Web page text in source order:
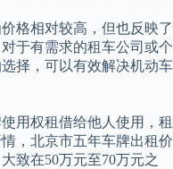
格相对较高，但也反映了
于有需求的租车公司或个
择，可以有效解决机动车
用权租借给他人使用，租
，北京市五年车牌出租价
致在50万元至70万元之